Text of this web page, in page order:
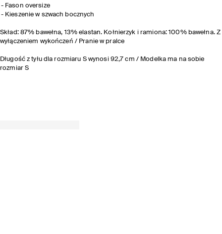
Fason oversize
Kieszenie w szwach bocznych
Skład: 87% bawełna, 13% elastan. Kołnierzyk i ramiona: 100% bawełna. Z
wyłączeniem wykończeń / Pranie w pralce
Długość z tyłu dla rozmiaru S wynosi 92,7 cm / Modelka ma na sobie
rozmiar S